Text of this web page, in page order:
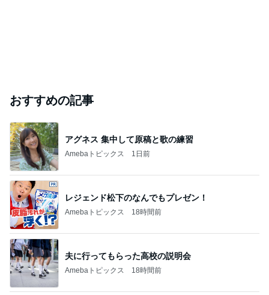
おすすめの記事
アグネス 集中して原稿と歌の練習
Amebaトピックス 1日前
レジェンド松下のなんでもプレゼン！
Amebaトピックス 18時間前
夫に行ってもらった高校の説明会
Amebaトピックス 18時間前